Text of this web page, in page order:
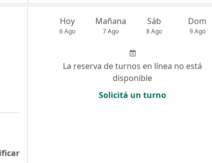
Hoy
6 Ago
Mañana
7 Ago
Sáb
8 Ago
Dom
9 Ago
La reserva de turnos en línea no está
disponible
Solicitá un turno